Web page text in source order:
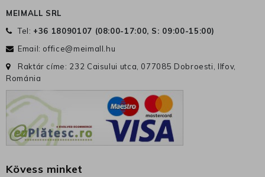
MEIMALL SRL
Tel: +36 18090107 (08:00-17:00, S: 09:00-15:00)
Email: office@meimall.hu
Raktár címe: 232 Caisului utca, 077085 Dobroesti, Ilfov,
Románia
Kövess minket